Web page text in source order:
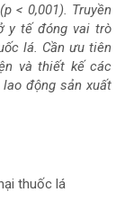
< 0,001). Truyền
y tế đóng vai trò
lá. Cần ưu tiên
và thiết kế các
động sản xuất
thuốc lá